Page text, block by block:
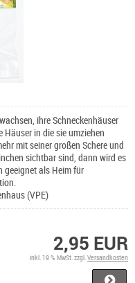
ihre Schneckenhäuser
in die sie umziehen
mit seiner großen Schere und
sichtbar sind, dann wird es
geeignet als Heim für
(VPE)
2,95 EUR
inkl. 19 % MwSt. zzgl. Versandkosten